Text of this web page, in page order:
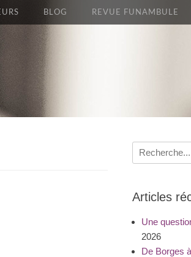
BLOG REVUE FUNAMBULE
Recherche
pour
Articles
Une
2026
De Borges